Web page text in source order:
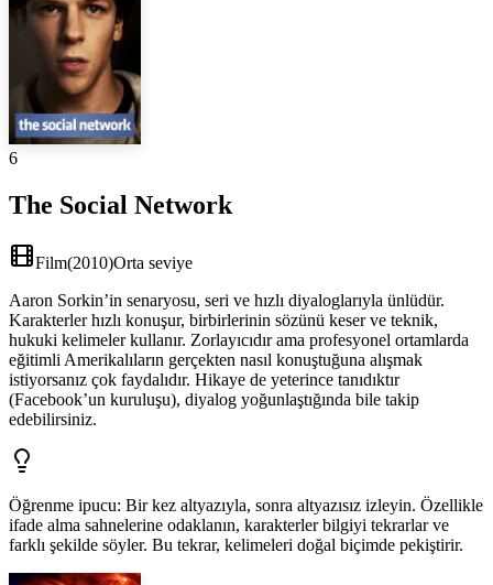
6
The Social Network
Film(2010)Orta seviye
Aaron Sorkin’in senaryosu, seri ve hızlı diyaloglarıyla ünlüdür.
Karakterler hızlı konuşur, birbirlerinin sözünü keser ve teknik,
hukuki kelimeler kullanır. Zorlayıcıdır ama profesyonel ortamlarda
eğitimli Amerikalıların gerçekten nasıl konuştuğuna alışmak
istiyorsanız çok faydalıdır. Hikaye de yeterince tanıdıktır
(Facebook’un kuruluşu), diyalog yoğunlaştığında bile takip
edebilirsiniz.
Öğrenme ipucu: Bir kez altyazıyla, sonra altyazısız izleyin. Özellikle
ifade alma sahnelerine odaklanın, karakterler bilgiyi tekrarlar ve
farklı şekilde söyler. Bu tekrar, kelimeleri doğal biçimde pekiştirir.